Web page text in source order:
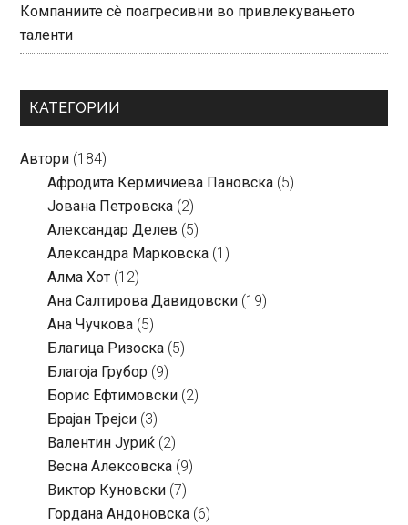
Компаниите сè поагресивни во привлекувањето
таленти
КАТЕГОРИИ
Автори (184)
Aфродита Кермичиева Пановска (5)
Јована Петровска (2)
Александар Делев (5)
Александра Марковска (1)
Алма Хот (12)
Ана Салтирова Давидовски (19)
Ана Чучкова (5)
Благица Ризоска (5)
Благоја Грубор (9)
Борис Ефтимовски (2)
Брајан Трејси (3)
Валентин Јуриќ (2)
Весна Алексовска (9)
Виктор Куновски (7)
Гордана Андоновска (6)